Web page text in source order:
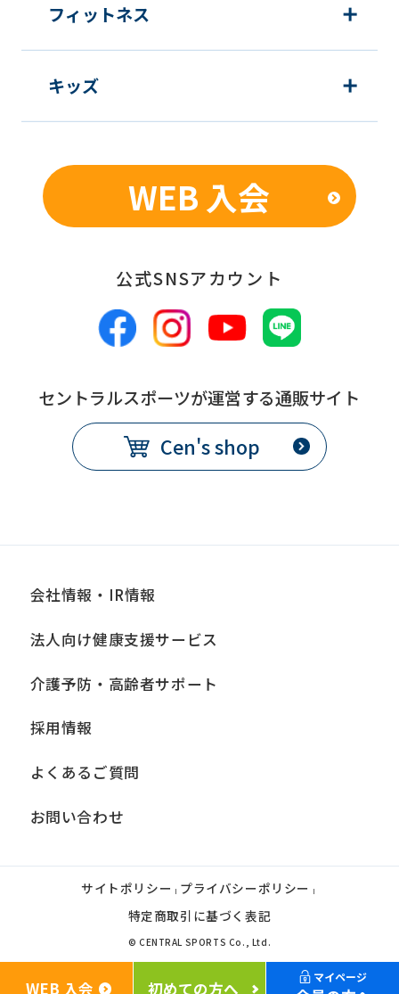
original
that
you
fully
this
using
service.
Automatic
フィットネス
キッズ
WEB 入会
公式SNSアカウント
セントラルスポーツが運営する通販サイト
Cen's shop
会社情報・IR情報
法人向け健康支援サービス
介護予防・高齢者サポート
採用情報
よくあるご質問
お問い合わせ
サイトポリシー | プライバシーポリシー |
特定商取引に基づく表記
© CENTRAL SPORTS Co., Ltd.
WEB 入会 初めての方へ
マイページ